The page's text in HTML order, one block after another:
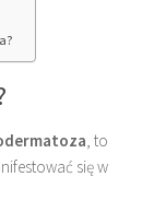
, to
się w